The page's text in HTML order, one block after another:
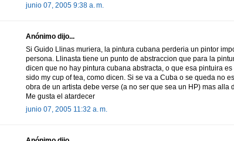
junio 07, 2005 9:38 a. m.
Anónimo dijo...
Si Guido Llinas muriera, la pintura cubana perderia un pintor
persona. Llinasta tiene un punto de abstraccion que para la
dicen que no hay pintura cubana abstracta, o que esa pintuira
sido my cup of tea, como dicen. Si se va a Cuba o se queda no
obra de un artista debe verse (a no ser que sea un HP) mas alla
Me gusta el atardecer
junio 07, 2005 11:32 a. m.